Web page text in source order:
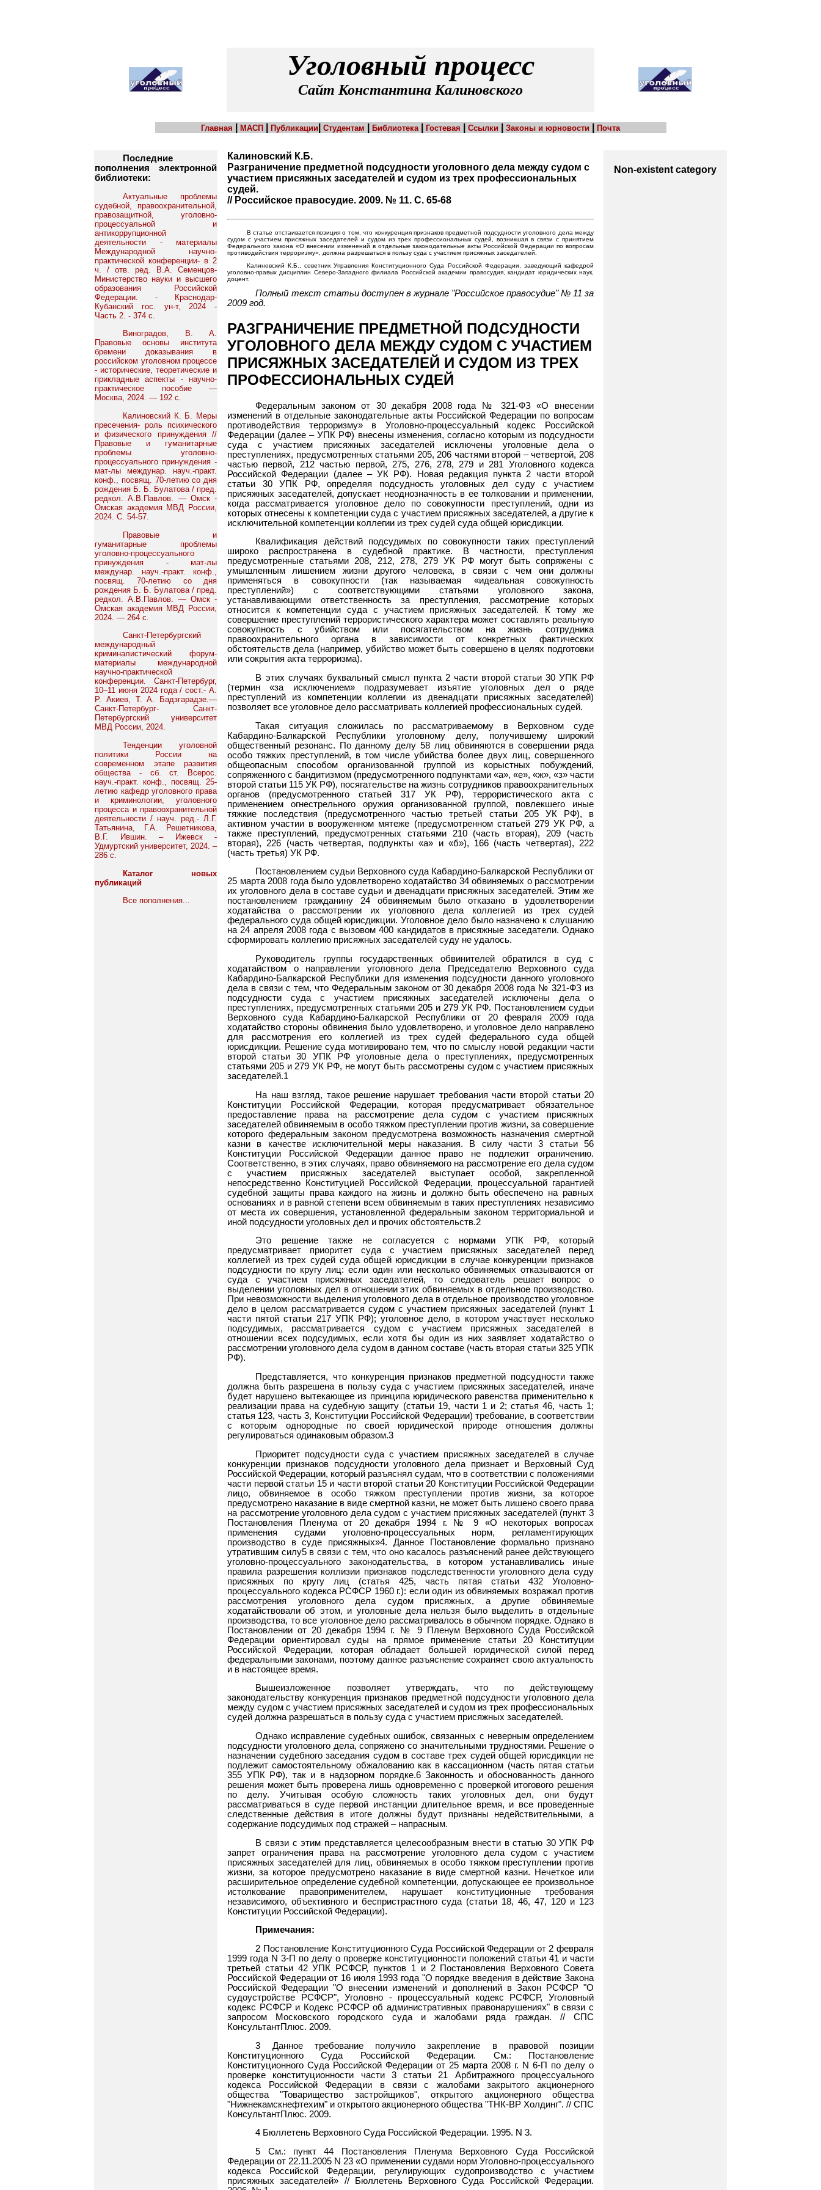
Уголовный процесс
Сайт Константина Калиновского
Главная МАСП Публикации Студентам Библиотека Гостевая Ссылки Законы и юрновости Почта
Последние
пополнения электронной
библиотеки:
Актуальные проблемы
судебной, правоохранительной,
правозащитной, уголовно-
процессуальной и
антикоррупционной
деятельности - материалы
Международной научно-
практической конференции- в 2
ч. / отв. ред. В.А. Семенцов-
Министерство науки и высшего
образования Российской
Федерации. - Краснодар-
Кубанский гос. ун-т, 2024 -
Часть 2. - 374 с.
Виноградов, В. А.
Правовые основы института
бремени доказывания в
российском уголовном процессе
- исторические, теоретические и
прикладные аспекты - научно-
практическое пособие —
Москва, 2024. — 192 с.
Калиновский К. Б. Меры
пресечения- роль психического
и физического принуждения //
Правовые и гуманитарные
проблемы уголовно-
процессуального принуждения -
мат-лы междунар. науч.-практ.
конф., посвящ. 70-летию со дня
рождения Б. Б. Булатова / пред.
редкол. А.В.Павлов. — Омск -
Омская академия МВД России,
2024. С. 54-57.
Правовые и
гуманитарные проблемы
уголовно-процессуального
принуждения - мат-лы
междунар. науч.-практ. конф.,
посвящ. 70-летию со дня
рождения Б. Б. Булатова / пред.
редкол. А.В.Павлов. — Омск -
Омская академия МВД России,
2024. — 264 с.
Санкт-Петербургский
международный
криминалистический форум-
материалы международной
научно-практической
конференции. Санкт-Петербург,
10–11 июня 2024 года / сост.- А.
Р. Акиев, Т. А. Бадзгарадзе.—
Санкт-Петербург- Санкт-
Петербургский университет
МВД России, 2024.
Тенденции уголовной
политики России на
современном этапе развития
общества - сб. ст. Всерос.
науч.-практ. конф., посвящ. 25-
летию кафедр уголовного права
и криминологии, уголовного
процесса и правоохранительной
деятельности / науч. ред.- Л.Г.
Татьянина, Г.А. Решетникова,
В.Г. Ившин. – Ижевск -
Удмуртский университет, 2024. –
286 с.
Каталог новых
публикаций
Все пополнения...
Калиновский К.Б.
Разграничение предметной подсудности уголовного дела между судом с
участием присяжных заседателей и судом из трех профессиональных
судей.
// Российское правосудие. 2009. № 11. С. 65-68
В статье отстаивается позиция о том, что конкуренция признаков предметной подсудности уголовного дела между
судом с участием присяжных заседателей и судом из трех профессиональных судей, возникшая в связи с принятием
Федерального закона «О внесении изменений в отдельные законодательные акты Российской Федерации по вопросам
противодействия терроризму», должна разрешаться в пользу суда с участием присяжных заседателей.
Калиновский К.Б., советник Управления Конституционного Суда Российской Федерации, заведующий кафедрой
уголовно-правых дисциплин Северо-Западного филиала Российской академии правосудия, кандидат юридических наук,
доцент.
Полный текст статьи доступен в журнале "Российское правосудие" № 11 за
2009 год.
РАЗГРАНИЧЕНИЕ ПРЕДМЕТНОЙ ПОДСУДНОСТИ
УГОЛОВНОГО ДЕЛА МЕЖДУ СУДОМ С УЧАСТИЕМ
ПРИСЯЖНЫХ ЗАСЕДАТЕЛЕЙ И СУДОМ ИЗ ТРЕХ
ПРОФЕССИОНАЛЬНЫХ СУДЕЙ
Федеральным законом от 30 декабря 2008 года № 321-ФЗ «О внесении
изменений в отдельные законодательные акты Российской Федерации по вопросам
противодействия терроризму» в Уголовно-процессуальный кодекс Российской
Федерации (далее – УПК РФ) внесены изменения, согласно которым из подсудности
суда с участием присяжных заседателей исключены уголовные дела о
преступлениях, предусмотренных статьями 205, 206 частями второй – четвертой, 208
частью первой, 212 частью первой, 275, 276, 278, 279 и 281 Уголовного кодекса
Российской Федерации (далее – УК РФ). Новая редакция пункта 2 части второй
статьи 30 УПК РФ, определяя подсудность уголовных дел суду с участием
присяжных заседателей, допускает неоднозначность в ее толковании и применении,
когда рассматривается уголовное дело по совокупности преступлений, одни из
которых отнесены к компетенции суда с участием присяжных заседателей, а другие к
исключительной компетенции коллегии из трех судей суда общей юрисдикции.
Квалификация действий подсудимых по совокупности таких преступлений
широко распространена в судебной практике. В частности, преступления
предусмотренные статьями 208, 212, 278, 279 УК РФ могут быть сопряжены с
умышленным лишением жизни другого человека, в связи с чем они должны
применяться в совокупности (так называемая «идеальная совокупность
преступлений») с соответствующими статьями уголовного закона,
устанавливающими ответственность за преступления, рассмотрение которых
относится к компетенции суда с участием присяжных заседателей. К тому же
совершение преступлений террористического характера может составлять реальную
совокупность с убийством или посягательством на жизнь сотрудника
правоохранительного органа в зависимости от конкретных фактических
обстоятельств дела (например, убийство может быть совершено в целях подготовки
или сокрытия акта терроризма).
В этих случаях буквальный смысл пункта 2 части второй статьи 30 УПК РФ
(термин «за исключением» подразумевает изъятие уголовных дел о ряде
преступлений из компетенции коллегии из двенадцати присяжных заседателей)
позволяет все уголовное дело рассматривать коллегией профессиональных судей.
Такая ситуация сложилась по рассматриваемому в Верховном суде
Кабардино-Балкарской Республики уголовному делу, получившему широкий
общественный резонанс. По данному делу 58 лиц обвиняются в совершении ряда
особо тяжких преступлений, в том числе убийства более двух лиц, совершенного
общеопасным способом организованной группой из корыстных побуждений,
сопряженного с бандитизмом (предусмотренного подпунктами «а», «е», «ж», «з» части
второй статьи 115 УК РФ), посягательстве на жизнь сотрудников правоохранительных
органов (предусмотренного статьей 317 УК РФ), террористического акта с
применением огнестрельного оружия организованной группой, повлекшего иные
тяжкие последствия (предусмотренного частью третьей статьи 205 УК РФ), в
активном участии в вооруженном мятеже (предусмотренном статьей 279 УК РФ, а
также преступлений, предусмотренных статьями 210 (часть вторая), 209 (часть
вторая), 226 (часть четвертая, подпункты «а» и «б»), 166 (часть четвертая), 222
(часть третья) УК РФ.
Постановлением судьи Верховного суда Кабардино-Балкарской Республики от
25 марта 2008 года было удовлетворено ходатайство 34 обвиняемых о рассмотрении
их уголовного дела в составе судьи и двенадцати присяжных заседателей. Этим же
постановлением гражданину 24 обвиняемым было отказано в удовлетворении
ходатайства о рассмотрении их уголовного дела коллегией из трех судей
федерального суда общей юрисдикции. Уголовное дело было назначено к слушанию
на 24 апреля 2008 года с вызовом 400 кандидатов в присяжные заседатели. Однако
сформировать коллегию присяжных заседателей суду не удалось.
Руководитель группы государственных обвинителей обратился в суд с
ходатайством о направлении уголовного дела Председателю Верховного суда
Кабардино-Балкарской Республики для изменения подсудности данного уголовного
дела в связи с тем, что Федеральным законом от 30 декабря 2008 года № 321-ФЗ из
подсудности суда с участием присяжных заседателей исключены дела о
преступлениях, предусмотренных статьями 205 и 279 УК РФ. Постановлением судьи
Верховного суда Кабардино-Балкарской Республики от 20 февраля 2009 года
ходатайство стороны обвинения было удовлетворено, и уголовное дело направлено
для рассмотрения его коллегией из трех судей федерального суда общей
юрисдикции. Решение суда мотивировано тем, что по смыслу новой редакции части
второй статьи 30 УПК РФ уголовные дела о преступлениях, предусмотренных
статьями 205 и 279 УК РФ, не могут быть рассмотрены судом с участием присяжных
заседателей.1
На наш взгляд, такое решение нарушает требования части второй статьи 20
Конституции Российской Федерации, которая предусматривает обязательное
предоставление права на рассмотрение дела судом с участием присяжных
заседателей обвиняемым в особо тяжком преступлении против жизни, за совершение
которого федеральным законом предусмотрена возможность назначения смертной
казни в качестве исключительной меры наказания. В силу части 3 статьи 56
Конституции Российской Федерации данное право не подлежит ограничению.
Соответственно, в этих случаях, право обвиняемого на рассмотрение его дела судом
с участием присяжных заседателей выступает особой, закрепленной
непосредственно Конституцией Российской Федерации, процессуальной гарантией
судебной защиты права каждого на жизнь и должно быть обеспечено на равных
основаниях и в равной степени всем обвиняемым в таких преступлениях независимо
от места их совершения, установленной федеральным законом территориальной и
иной подсудности уголовных дел и прочих обстоятельств.2
Это решение также не согласуется с нормами УПК РФ, который
предусматривает приоритет суда с участием присяжных заседателей перед
коллегией из трех судей суда общей юрисдикции в случае конкуренции признаков
подсудности по кругу лиц: если один или несколько обвиняемых отказываются от
суда с участием присяжных заседателей, то следователь решает вопрос о
выделении уголовных дел в отношении этих обвиняемых в отдельное производство.
При невозможности выделения уголовного дела в отдельное производство уголовное
дело в целом рассматривается судом с участием присяжных заседателей (пункт 1
части пятой статьи 217 УПК РФ); уголовное дело, в котором участвует несколько
подсудимых, рассматривается судом с участием присяжных заседателей в
отношении всех подсудимых, если хотя бы один из них заявляет ходатайство о
рассмотрении уголовного дела судом в данном составе (часть вторая статьи 325 УПК
РФ).
Представляется, что конкуренция признаков предметной подсудности также
должна быть разрешена в пользу суда с участием присяжных заседателей, иначе
будет нарушено вытекающее из принципа юридического равенства применительно к
реализации права на судебную защиту (статьи 19, части 1 и 2; статья 46, часть 1;
статья 123, часть 3, Конституции Российской Федерации) требование, в соответствии
с которым однородные по своей юридической природе отношения должны
регулироваться одинаковым образом.3
Приоритет подсудности суда с участием присяжных заседателей в случае
конкуренции признаков подсудности уголовного дела признает и Верховный Суд
Российской Федерации, который разъяснял судам, что в соответствии с положениями
части первой статьи 15 и части второй статьи 20 Конституции Российской Федерации
лицо, обвиняемое в особо тяжком преступлении против жизни, за которое
предусмотрено наказание в виде смертной казни, не может быть лишено своего права
на рассмотрение уголовного дела судом с участием присяжных заседателей (пункт 3
Постановления Пленума от 20 декабря 1994 г. № 9 «О некоторых вопросах
применения судами уголовно-процессуальных норм, регламентирующих
производство в суде присяжных»4. Данное Постановление формально признано
утратившим силу5 в связи с тем, что оно касалось разъяснений ранее действующего
уголовно-процессуального законодательства, в котором устанавливались иные
правила разрешения коллизии признаков подследственности уголовного дела суду
присяжных по кругу лиц (статья 425, часть пятая статьи 432 Уголовно-
процессуального кодекса РСФСР 1960 г.): если один из обвиняемых возражал против
рассмотрения уголовного дела судом присяжных, а другие обвиняемые
ходатайствовали об этом, и уголовные дела нельзя было выделить в отдельные
производства, то все уголовное дело рассматривалось в обычном порядке. Однако в
Постановлении от 20 декабря 1994 г. № 9 Пленум Верховного Суда Российской
Федерации ориентировал суды на прямое применение статьи 20 Конституции
Российской Федерации, которая обладает большей юридической силой перед
федеральными законами, поэтому данное разъяснение сохраняет свою актуальность
и в настоящее время.
Вышеизложенное позволяет утверждать, что по действующему
законодательству конкуренция признаков предметной подсудности уголовного дела
между судом с участием присяжных заседателей и судом из трех профессиональных
судей должна разрешаться в пользу суда с участием присяжных заседателей.
Однако исправление судебных ошибок, связанных с неверным определением
подсудности уголовного дела, сопряжено со значительными трудностями. Решение о
назначении судебного заседания судом в составе трех судей общей юрисдикции не
подлежит самостоятельному обжалованию как в кассационном (часть пятая статьи
355 УПК РФ), так и в надзорном порядке.6 Законность и обоснованность данного
решения может быть проверена лишь одновременно с проверкой итогового решения
по делу. Учитывая особую сложность таких уголовных дел, они будут
рассматриваться в суде первой инстанции длительное время, и все проведенные
следственные действия в итоге должны будут признаны недействительными, а
содержание подсудимых под стражей – напрасным.
В связи с этим представляется целесообразным внести в статью 30 УПК РФ
запрет ограничения права на рассмотрение уголовного дела судом с участием
присяжных заседателей для лиц, обвиняемых в особо тяжком преступлении против
жизни, за которое предусмотрено наказание в виде смертной казни. Нечеткое или
расширительное определение судебной компетенции, допускающее ее произвольное
истолкование правоприменителем, нарушает конституционные требования
независимого, объективного и беспристрастного суда (статьи 18, 46, 47, 120 и 123
Конституции Российской Федерации).
Примечания:
2 Постановление Конституционного Суда Российской Федерации от 2 февраля
1999 года N 3-П по делу о проверке конституционности положений статьи 41 и части
третьей статьи 42 УПК РСФСР, пунктов 1 и 2 Постановления Верховного Совета
Российской Федерации от 16 июля 1993 года "О порядке введения в действие Закона
Российской Федерации "О внесении изменений и дополнений в Закон РСФСР "О
судоустройстве РСФСР", Уголовно - процессуальный кодекс РСФСР, Уголовный
кодекс РСФСР и Кодекс РСФСР об административных правонарушениях" в связи с
запросом Московского городского суда и жалобами ряда граждан. // СПС
КонсультантПлюс. 2009.
3 Данное требование получило закрепление в правовой позиции
Конституционного Суда Российской Федерации. См.: Постановление
Конституционного Суда Российской Федерации от 25 марта 2008 г. N 6-П по делу о
проверке конституционности части 3 статьи 21 Арбитражного процессуального
кодекса Российской Федерации в связи с жалобами закрытого акционерного
общества "Товарищество застройщиков", открытого акционерного общества
"Нижнекамскнефтехим" и открытого акционерного общества "ТНК-ВР Холдинг". // СПС
КонсультантПлюс. 2009.
4 Бюллетень Верховного Суда Российской Федерации. 1995. N 3.
5 См.: пункт 44 Постановления Пленума Верховного Суда Российской
Федерации от 22.11.2005 N 23 «О применении судами норм Уголовно-процессуального
кодекса Российской Федерации, регулирующих судопроизводство с участием
присяжных заседателей» // Бюллетень Верховного Суда Российской Федерации.
Non-existent category